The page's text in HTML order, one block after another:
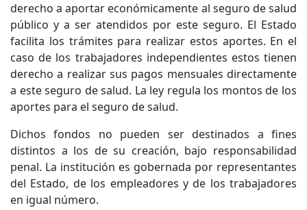
derecho a aportar económicamente al seguro de salud
público y a ser atendidos por este seguro. El Estado
facilita los trámites para realizar estos aportes. En el
caso de los trabajadores independientes estos tienen
derecho a realizar sus pagos mensuales directamente
a este seguro de salud. La ley regula los montos de los
aportes para el seguro de salud.
Dichos fondos no pueden ser destinados a fines
distintos a los de su creación, bajo responsabilidad
penal. La institución es gobernada por representantes
del Estado, de los empleadores y de los trabajadores
en igual número.